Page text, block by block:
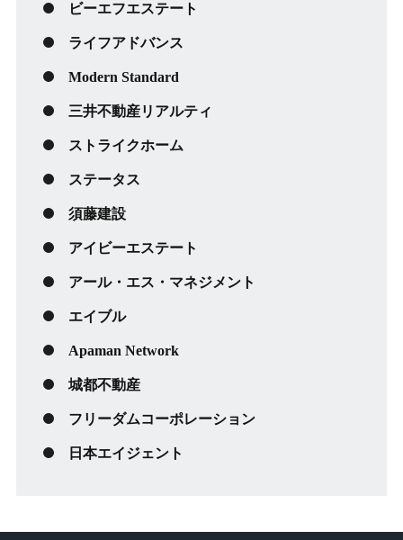
ビーエフエステート
ライフアドバンス
Modern Standard
三井不動産リアルティ
ストライクホーム
ステータス
須藤建設
アイビーエステート
アール・エス・マネジメント
エイブル
Apaman Network
城都不動産
フリーダムコーポレーション
日本エイジェント